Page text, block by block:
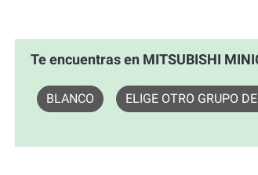
Te encuentras en MITSUBISHI
BLANCO ELIGE OTRO GRUPO